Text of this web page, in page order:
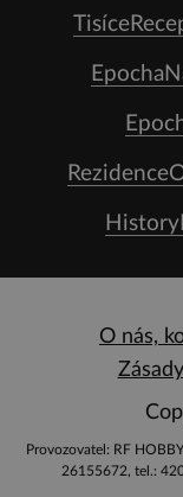
O nás,
Provozovatel: RF
26155672, tel.: